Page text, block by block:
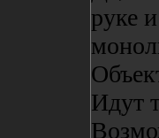
руке
Идут